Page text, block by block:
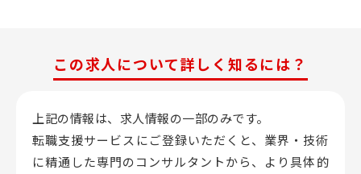
この求人について詳しく知るには？
上記の情報は、求人情報の一部のみです。
転職支援サービスにご登録いただくと、業界・技術
に精通した専門のコンサルタントから、 より具体的